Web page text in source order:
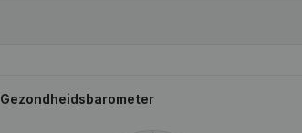
Gezondheidsbarometer